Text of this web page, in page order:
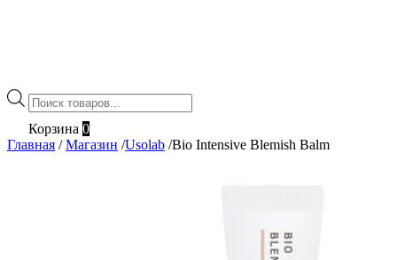
Поиск
товаров
Корзина 0
Главная / Магазин /Usolab /Bio Intensive Blemish Balm